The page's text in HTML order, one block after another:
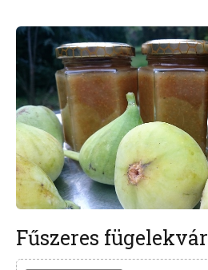
Fűszeres fügelekvár